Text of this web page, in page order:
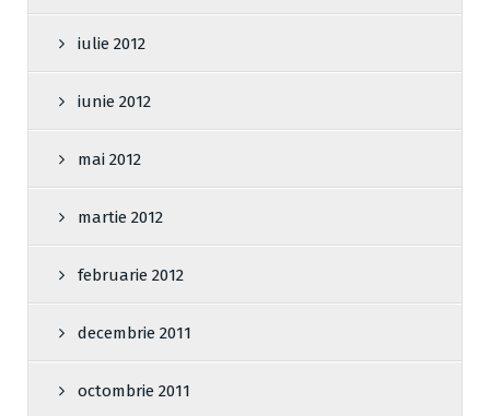
iulie 2012
iunie 2012
mai 2012
martie 2012
februarie 2012
decembrie 2011
octombrie 2011